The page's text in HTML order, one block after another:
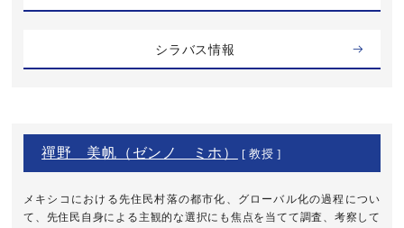
シラバス情報
禪野 美帆（ゼンノ ミホ） [ 教授 ]
メキシコにおける先住民村落の都市化、グローバル化の過程につい
て、先住民自身による主観的な選択にも焦点を当てて調査、考察して